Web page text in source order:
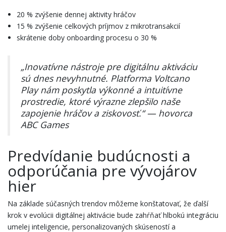
20 % zvýšenie dennej aktivity hráčov
15 % zvýšenie celkových príjmov z mikrotransakcií
skrátenie doby onboarding procesu o 30 %
„Inovatívne nástroje pre digitálnu aktiváciu
sú dnes nevyhnutné. Platforma Voltcano
Play nám poskytla výkonné a intuitívne
prostredie, ktoré výrazne zlepšilo naše
zapojenie hráčov a ziskovosť.“ — hovorca
ABC Games
Predvídanie budúcnosti a
odporúčania pre vývojárov
hier
Na základe súčasných trendov môžeme konštatovať, že ďalší
krok v evolúcii digitálnej aktivácie bude zahŕňať hlbokú integráciu
umelej inteligencie, personalizovaných skúseností a